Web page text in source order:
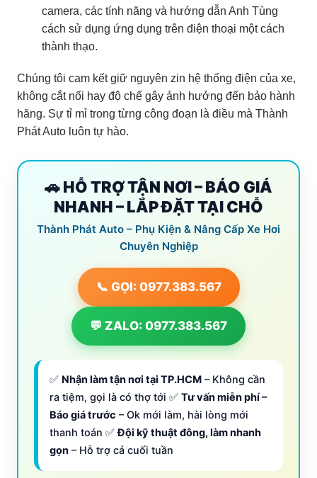
camera, các tính năng và hướng dẫn Anh Tùng
cách sử dụng ứng dụng trên điện thoại một cách
thành thạo.
Chúng tôi cam kết giữ nguyên zin hệ thống điện của xe,
không cắt nối hay độ chế gây ảnh hưởng đến bảo hành
hãng. Sự tỉ mỉ trong từng công đoạn là điều mà Thành
Phát Auto luôn tự hào.
🚗 HỖ TRỢ TẬN NƠI – BÁO GIÁ
NHANH – LẮP ĐẶT TẠI CHỖ
Thành Phát Auto – Phụ Kiện & Nâng Cấp Xe Hơi
Chuyên Nghiệp
📞 GỌI: 0977.383.567
💬 ZALO: 0977.383.567
✅ Nhận làm tận nơi tại TP.HCM – Không cần
ra tiệm, gọi là có thợ tới ✅ Tư vấn miễn phí –
Báo giá trước – Ok mới làm, hài lòng mới
thanh toán ✅Đội kỹ thuật đông, làm nhanh
gọn – Hỗ trợ cả cuối tuần